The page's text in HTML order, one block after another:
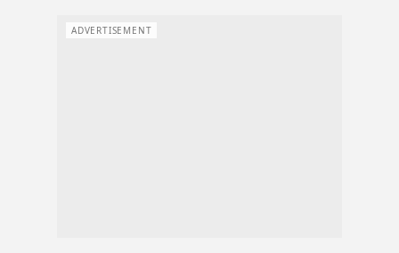
ADVERTISEMENT